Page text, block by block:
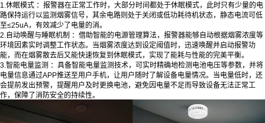
1.休眠模式 ：报警器在正常工作时，大部分时间都处于休眠模式，此时只有少量的电
路保持运行以监测烟雾信号，其余电路则处于关闭或低功耗待机状态，静态电流可低
至≤25uA，有效减少了电量的消。
2.自动唤醒与睡眠机制 ：借助智能的电源管理算法，报警器能够自动根据烟雾浓度等
环境因素实时调整工作状态。当烟雾浓度达到设定阈值时，迅速唤醒并启动报警功
能，而在烟雾散去后又能快速恢复到休眠模式，实现了能耗与性能的完美平衡。
3.智能电量监测 ：具备智能电量监测技术，可实时精确地检测电池电压等参数，并将
电量信息通过APP推送至用户手机，让用户随时了解设备电量情况。当电量低时，还
会提前发出预警，提醒用户及时更换电池，避免因电量不足而导致设备无法正常工
作，保障了消防安全的持续性。